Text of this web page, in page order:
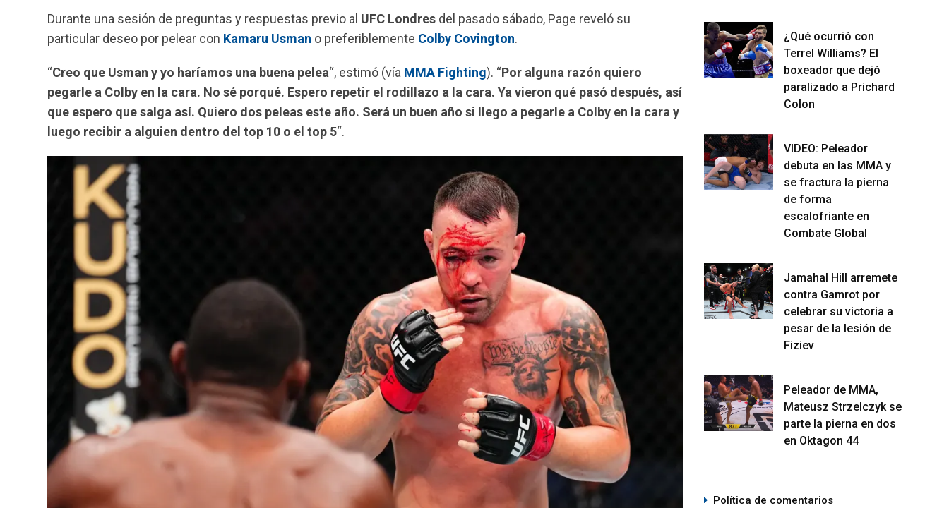
o
o
A
p
r
a
Durante una sesión de preguntas y respuestas previo al UFC Londres del pasado sábado, Page reveló su
particular deseo por pelear con Kamaru Usman o preferiblemente Colby Covington.
“Creo que Usman y yo haríamos una buena pelea“, estimó (vía MMA Fighting). “Por alguna razón quiero
pegarle a Colby en la cara. No sé porqué. Espero repetir el rodillazo a la cara. Ya vieron qué pasó después, así
que espero que salga así. Quiero dos peleas este año. Será un buen año si llego a pegarle a Colby en la cara y
luego recibir a alguien dentro del top 10 o el top 5“.
¿Qué ocurrió con
Terrel Williams? El
boxeador que dejó
paralizado a Prichard
Colon
VIDEO: Peleador
debuta en las MMA y
se fractura la pierna
de forma
escalofriante en
Combate Global
Jamahal Hill arremete
contra Gamrot por
celebrar su victoria a
pesar de la lesión de
Fiziev
Peleador de MMA,
Mateusz Strzelczyk se
parte la pierna en dos
en Oktagon 44
Política de comentarios